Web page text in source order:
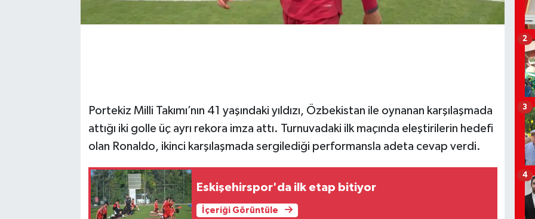
Portekiz Milli Takımı’nın 41 yaşındaki yıldızı, Özbekistan ile oynanan karşılaşmada
attığı iki golle üç ayrı rekora imza attı. Turnuvadaki ilk maçında eleştirilerin hedefi
olan Ronaldo, ikinci karşılaşmada sergilediği performansla adeta cevap verdi.
Eskişehirspor'da ilk etap bitiyor
İçeriği Görüntüle
2
3
4